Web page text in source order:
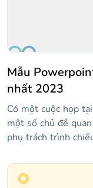
Mẫu
nhất 2023
Có một cuộc họp
một số chủ đề
phụ trách trình
sắp tới, v.v. Có đồ
liệu và một số hình